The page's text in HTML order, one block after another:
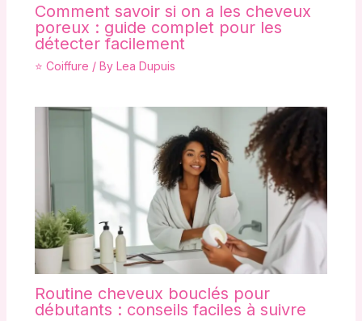
Comment savoir si on a les cheveux
poreux : guide complet pour les
détecter facilement
⭐ Coiffure / By Lea Dupuis
Routine cheveux bouclés pour
débutants : conseils faciles à suivre